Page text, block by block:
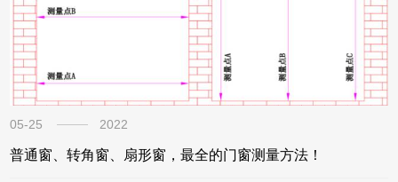
05-25 2022
普通窗、转角窗、扇形窗，最全的门窗测量方法！